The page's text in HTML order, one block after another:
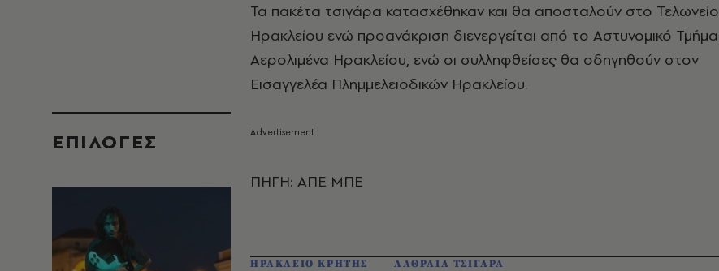
EΠΙΛΟΓΈΣ
Τα πακέτα τσιγάρα κατασχέθηκαν και θα αποσταλούν στο Τελωνείο
Ηρακλείου ενώ προανάκριση διενεργείται από το Αστυνομικό Τμήμα
Αερολιμένα Ηρακλείου, ενώ οι συλληφθείσες θα οδηγηθούν στον
Εισαγγελέα Πλημμελειοδικών Ηρακλείου.
ΠΗΓΗ: ΑΠΕ ΜΠΕ
ΗΡΑΚΛΕΙΟ ΚΡΗΤΗΣ ΛΑΘΡΑΙΑ ΤΣΙΓΑΡΑ